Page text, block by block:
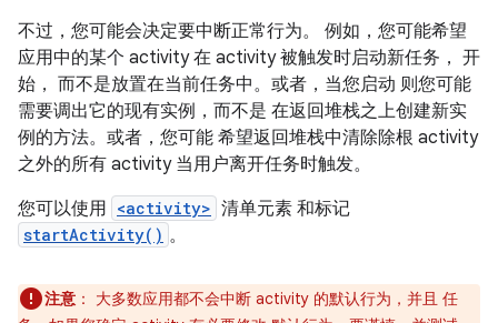
不过，您可能会决定要中断正常行为。 例如，您可能希望
应用中的某个 activity 在 activity 被触发时启动新任务， 开
始， 而不是放置在当前任务中。或者，当您启动 则您可能
需要调出它的现有实例，而不是 在返回堆栈之上创建新实
例的方法。或者，您可能 希望返回堆栈中清除除根 activity
之外的所有 activity 当用户离开任务时触发。
您可以使用 <activity> 清单元素 和标记
startActivity() 。
注意 ：
大多数应用都不会中断 activity 的默认行为，并且 任